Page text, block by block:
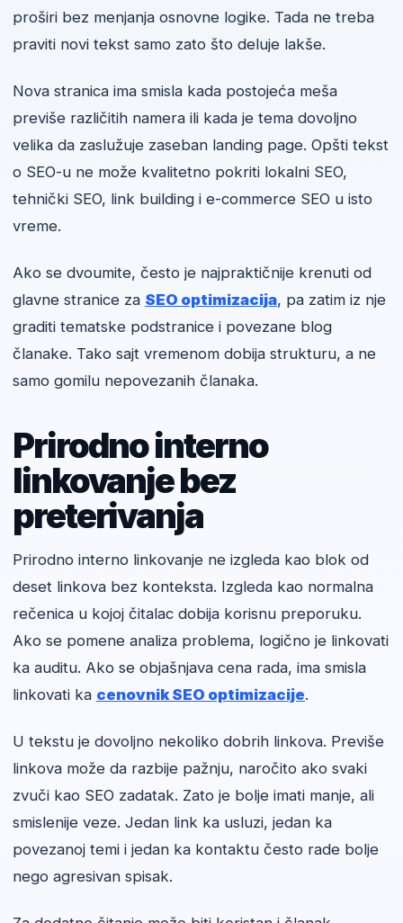
proširi bez menjanja osnovne logike. Tada ne treba
praviti novi tekst samo zato što deluje lakše.
Nova stranica ima smisla kada postojeća meša
previše različitih namera ili kada je tema dovoljno
velika da zaslužuje zaseban landing page. Opšti tekst
o SEO-u ne može kvalitetno pokriti lokalni SEO,
tehnički SEO, link building i e-commerce SEO u isto
vreme.
Ako se dvoumite, često je najpraktičnije krenuti od
glavne stranice za SEO optimizacija, pa zatim iz nje
graditi tematske podstranice i povezane blog
članake. Tako sajt vremenom dobija strukturu, a ne
samo gomilu nepovezanih članaka.
Prirodno interno
linkovanje bez
preterivanja
Prirodno interno linkovanje ne izgleda kao blok od
deset linkova bez konteksta. Izgleda kao normalna
rečenica u kojoj čitalac dobija korisnu preporuku.
Ako se pomene analiza problema, logično je linkovati
ka auditu. Ako se objašnjava cena rada, ima smisla
linkovati ka cenovnik SEO optimizacije.
U tekstu je dovoljno nekoliko dobrih linkova. Previše
linkova može da razbije pažnju, naročito ako svaki
zvuči kao SEO zadatak. Zato je bolje imati manje, ali
smislenije veze. Jedan link ka usluzi, jedan ka
povezanoj temi i jedan ka kontaktu često rade bolje
nego agresivan spisak.